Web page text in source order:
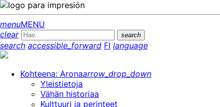
menuMENU
clear
search
search accessible_forward FI language
Kohteena: Aronaarrow_drop_down
Yleistietoja
Vähän historiaa
Kulttuuri ja perinteet